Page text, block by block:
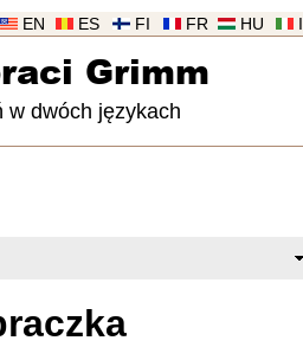
HU
FR
FI
ES
EN
Grimm
w dwóch językach